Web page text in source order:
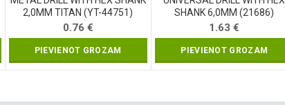
2,0MM TITAN (YT-44751)
0.76 €
PIEVIENOT GROZAM
SHANK 6,0MM (21686)
1.63€
PIEVIENOT GROZAM